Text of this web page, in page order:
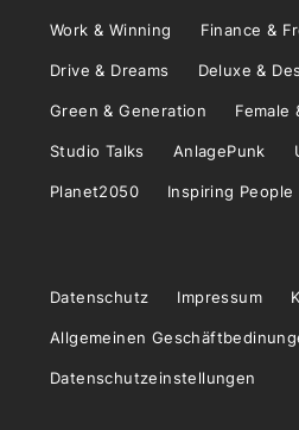
Work & Winning Finance &
Drive & Dreams Deluxe &
Green & Generation Female
Studio Talks AnlagePunk
Planet2050 Inspiring People
Datenschutz Impressum
Allgemeinen
Datenschutzeinstellungen